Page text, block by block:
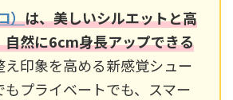
）は、美しいシルエットと高
自然に6cm身長アップできる
え印象を高める新感覚シュー
もプライベートでも、スマー